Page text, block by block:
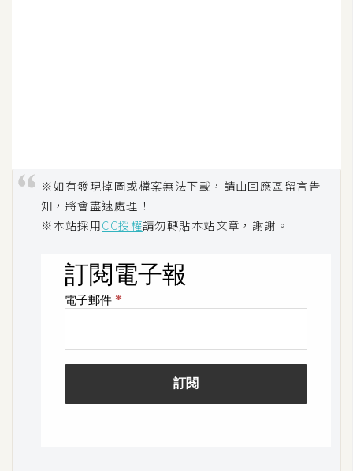
※如有發現掉圖或檔案無法下載，請由回應區留言告
知，將會盡速處理！
※本站採用CC授權請勿轉貼本站文章，謝謝。